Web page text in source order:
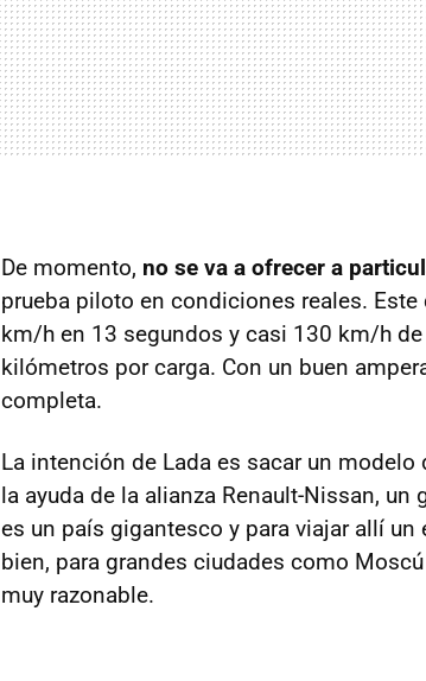
De momento, no se va a ofrecer a
prueba piloto en condiciones reales.
km/h en 13 segundos y casi 130 km/h
kilómetros por carga. Con un buen
completa.
La intención de Lada es sacar un
la ayuda de la alianza Renault-Nissan,
es un país gigantesco y para viajar allí
bien, para grandes ciudades como
muy razonable.